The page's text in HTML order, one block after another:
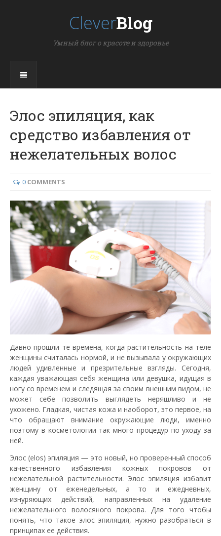
CleverBlog
Умный блог о красоте и здоровье
Элос эпиляция, как
средство избавления от
нежелательных волос
0 COMMENTS
Давно прошли те времена, когда растительность на теле
женщины считалась нормой, и не вызывала у окружающих
людей удивленные и презрительные взгляды. Сегодня,
каждая уважающая себя женщина или девушка, идущая в
ногу со временем и следящая за своим внешним видом, не
может себе позволить выглядеть неряшливо и не
ухожено. Гладкая, чистая кожа и наоборот, это первое, на
что обращают внимание окружающие люди, именно
поэтому в косметологии так много процедур по уходу за
ней.
Элос (elos) эпиляция — это новый, но проверенный способ
качественного избавления кожных покровов от
нежелательной растительности. Элос эпиляция избавит
женщину от еженедельных, а то и ежедневных,
изнуряющих действий, направленных на удаление
нежелательного волосяного покрова. Для того чтобы
понять, что такое элос эпиляция, нужно разобраться в
принципах ее действия.